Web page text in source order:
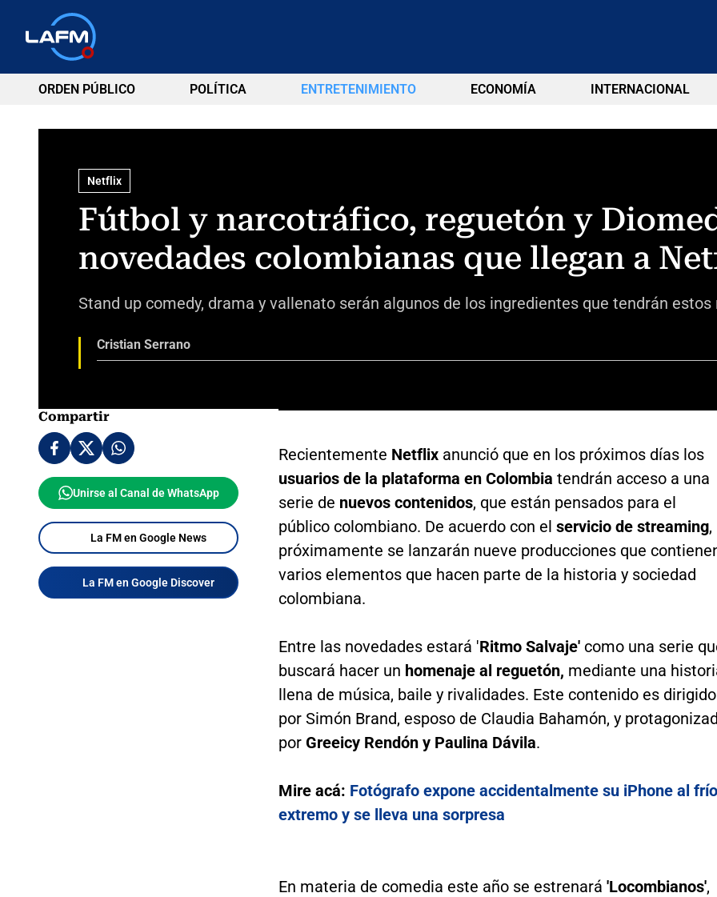
ORDEN PÚBLICO POLÍTICA ENTRETENIMIENTO ECONOMÍA INTERNACIONAL
Netflix
Fútbol y narcotráfico, reguetón y
novedades colombianas que llegan a
Stand up comedy, drama y vallenato serán algunos de los ingredientes que tendrán
Cristian Serrano
Compartir
Unirse al Canal de WhatsApp
La FM en Google News
La FM en Google Discover
Recientemente Netflix anunció que en los próximos días los
usuarios de la plataforma en Colombia tendrán acceso a una
serie de nuevos contenidos, que están pensados para el
público colombiano. De acuerdo con el servicio de streaming,
próximamente se lanzarán nueve producciones que
varios elementos que hacen parte de la historia y sociedad
colombiana.
Entre las novedades estará 'Ritmo Salvaje' como una serie
buscará hacer un homenaje al reguetón, mediante una
llena de música, baile y rivalidades. Este contenido es dirigido
por Simón Brand, esposo de Claudia Bahamón, y
por Greeicy Rendón y Paulina Dávila.
Mire acá: Fotógrafo expone accidentalmente su iPhone al frío
extremo y se lleva una sorpresa
En materia de comedia este año se estrenará 'Locombianos',